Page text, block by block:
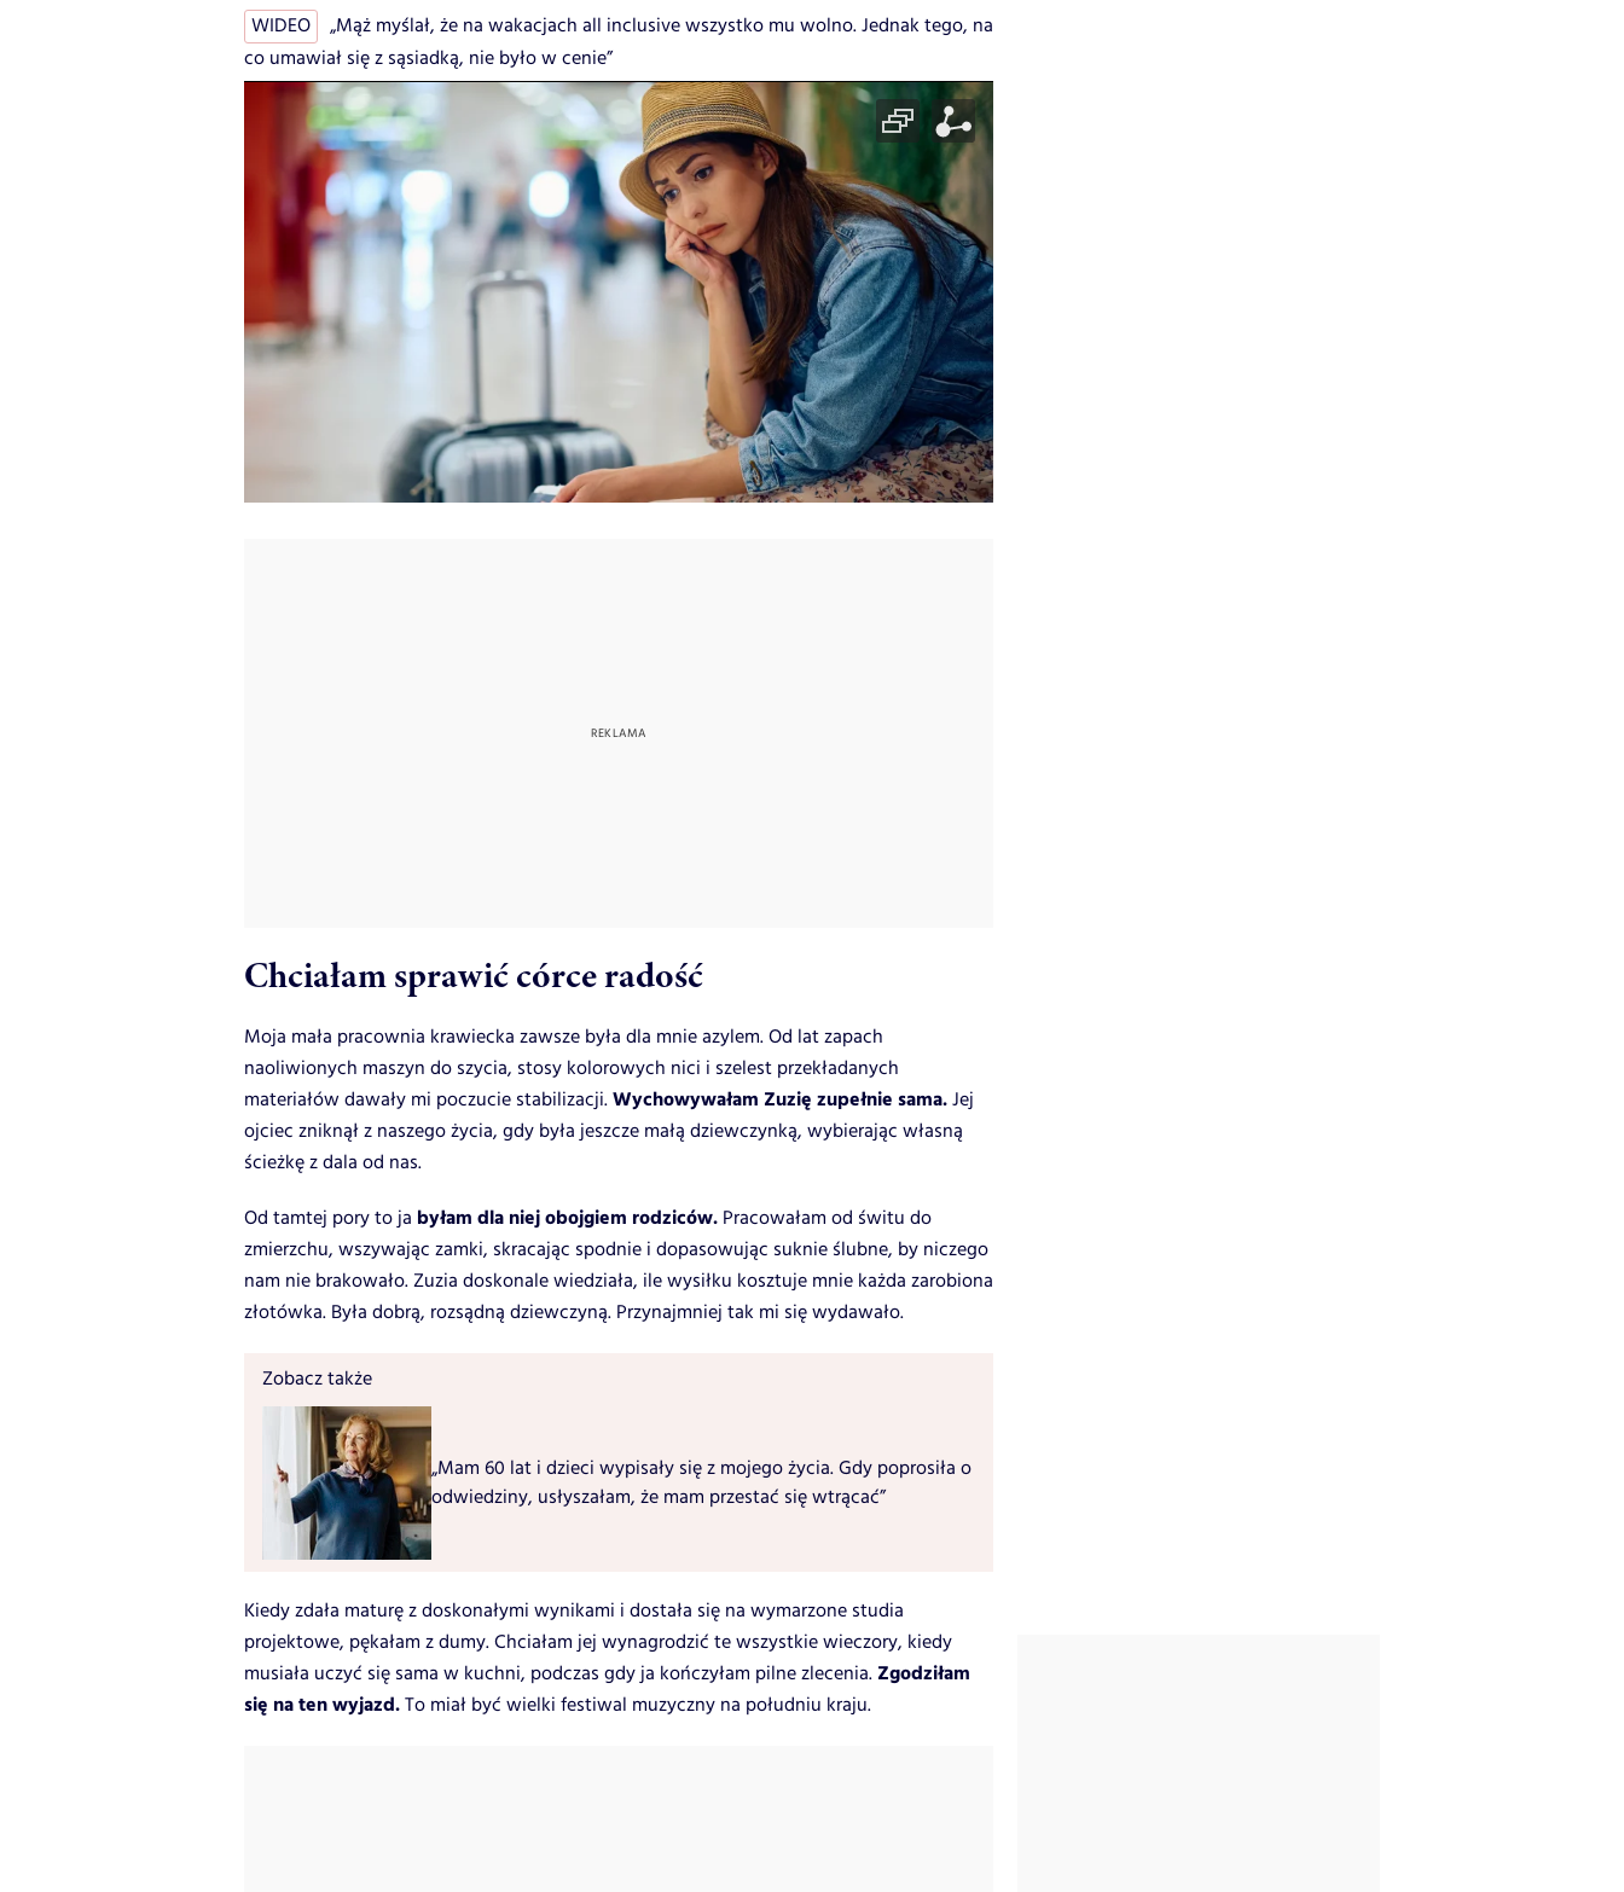
WIDEO
„Mąż myślał, że na wakacjach all inclusive wszystko mu wolno. Jednak tego, na
co umawiał się z sąsiadką, nie było w cenie”
Chciałam sprawić córce radość
Moja mała pracownia krawiecka zawsze była dla mnie azylem. Od lat zapach
naoliwionych maszyn do szycia, stosy kolorowych nici i szelest przekładanych
materiałów dawały mi poczucie stabilizacji.Wychowywałam Zuzię zupełnie sama.Jej
ojciec zniknął z naszego życia, gdy była jeszcze małą dziewczynką, wybierając własną
ścieżkę z dala od nas.
Od tamtej pory to ja byłam dla niej obojgiem rodziców. Pracowałam od świtu do
zmierzchu, wszywając zamki, skracając spodnie i dopasowując suknie ślubne, by niczego
nam nie brakowało. Zuzia doskonale wiedziała, ile wysiłku kosztuje mnie każda zarobiona
złotówka. Była dobrą, rozsądną dziewczyną. Przynajmniej tak mi się wydawało.
Zobacz także
„Mam 60 lat i dzieci wypisały się z mojego życia. Gdy poprosiła o
odwiedziny, usłyszałam, że mam przestać się wtrącać”
Kiedy zdała maturę z doskonałymi wynikami i dostała się na wymarzone studia
projektowe, pękałam z dumy. Chciałam jej wynagrodzić te wszystkie wieczory, kiedy
musiała uczyć się sama w kuchni, podczas gdy ja kończyłam pilne zlecenia. Zgodziłam
się na ten wyjazd.To miał być wielki festiwal muzyczny na południu kraju.